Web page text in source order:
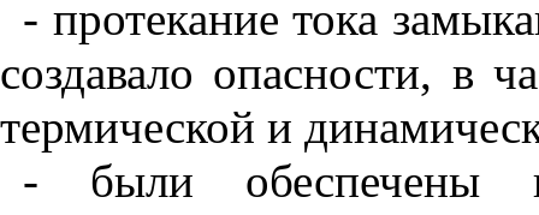
- протекание тока
создавало опасности, в
термической и
- были обеспечены